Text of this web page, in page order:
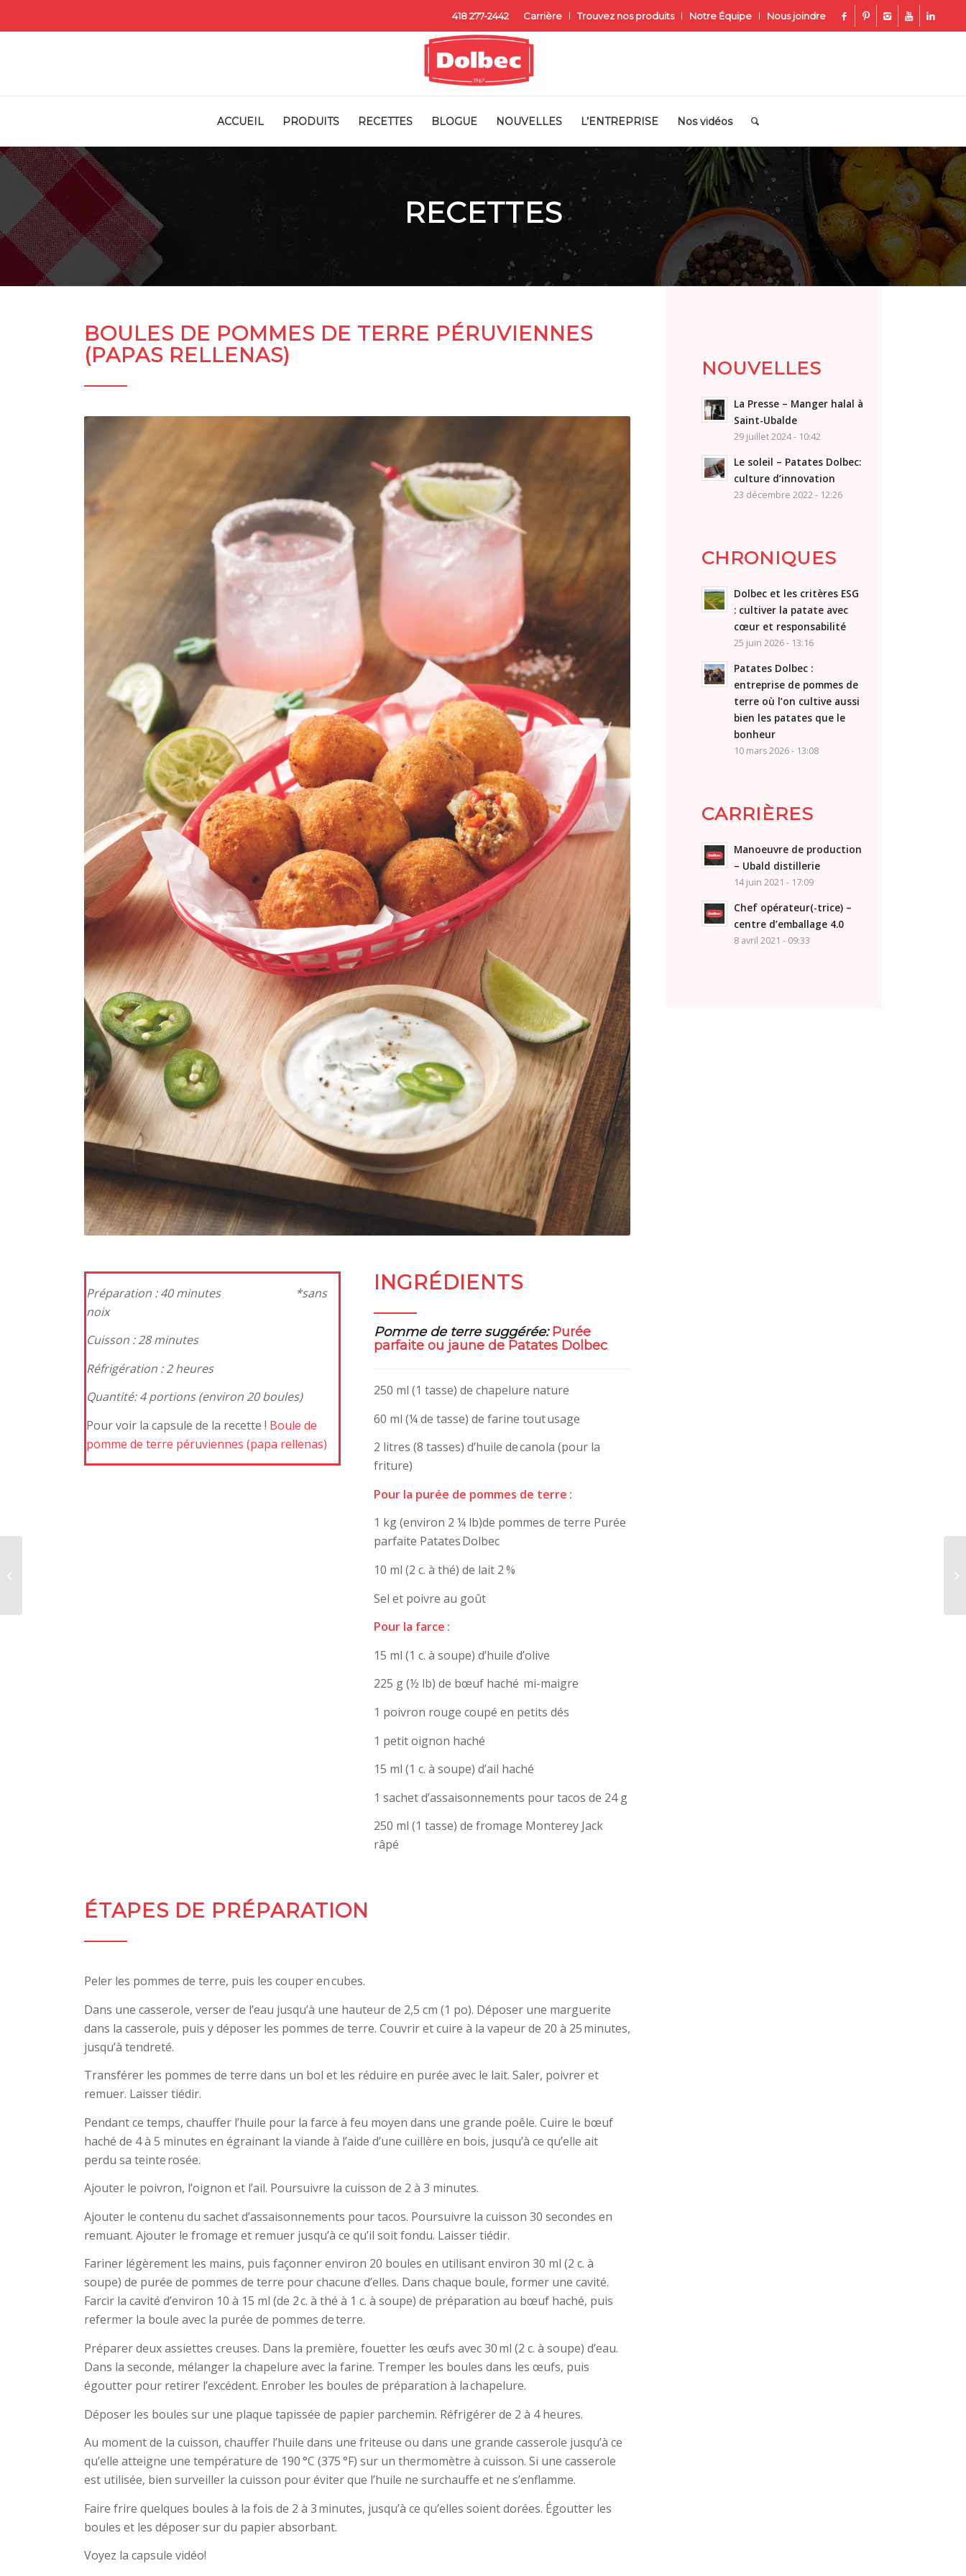
Carrière Trouvez nos produits Notre Équipe Nous joindre
418 277-2442
ACCUEIL PRODUITS RECETTES BLOGUE NOUVELLES L’ENTREPRISE Nos vidéos
RECETTES
BOULES DE POMMES DE TERRE PÉRUVIENNES
(PAPAS RELLENAS)
Préparation : 40 minutes *sans
noix
Cuisson : 28 minutes
Réfrigération : 2 heures
Quantité: 4 portions (environ 20 boules)
Pour voir la capsule de la recette ! Boule de
pomme de terre péruviennes (papa rellenas)
INGRÉDIENTS
Pomme de terre suggérée:Purée
parfaite ou jaune de Patates Dolbec
250 ml (1 tasse) de chapelure nature
60 ml (¼ de tasse) de farine tout usage
2 litres (8 tasses) d’huile de canola (pour la
friture)
Pour la purée de pommes de terre :
1 kg (environ 2 ¼ lb)de pommes de terre Purée
parfaite Patates Dolbec
10 ml (2 c. à thé) de lait 2 %
Sel et poivre au goût
Pour la farce :
15 ml (1 c. à soupe) d’huile d’olive
225 g (½ lb) de bœuf haché ­ mi-maigre
1 poivron rouge coupé en petits dés
1 petit oignon haché
15 ml (1 c. à soupe) d’ail haché
1 sachet d’assaisonnements pour tacos de 24 g
250 ml (1 tasse) de fromage Monterey Jack
râpé
ÉTAPES DE PRÉPARATION
Peler les pommes de terre, puis les couper en cubes.
Dans une casserole, verser de l’eau jusqu’à une hauteur de 2,5 cm (1 po). Déposer une marguerite
dans la casserole, puis y déposer les pommes de terre. Couvrir et cuire à la vapeur de 20 à 25 minutes,
jusqu’à tendreté.
Transférer les pommes de terre dans un bol et les réduire en purée avec le lait. Saler, poivrer et
remuer. Laisser tiédir.
Pendant ce temps, chauffer l’huile pour la farce à feu moyen dans une grande poêle. Cuire le bœuf
haché de 4 à 5 minutes en égrainant la viande à l’aide d’une cuillère en bois, jusqu’à ce qu’elle ait
perdu sa teinte rosée.
Ajouter le poivron, l’oignon et l’ail. Poursuivre la cuisson de 2 à 3 minutes.
Ajouter le contenu du sachet d’assaisonnements pour tacos. Poursuivre la cuisson 30 secondes en
remuant. Ajouter le fromage et remuer jusqu’à ce qu’il soit fondu. Laisser tiédir.
Fariner légèrement les mains, puis façonner environ 20 boules en utilisant environ 30 ml (2 c. à
soupe) de purée de pommes de terre pour chacune d’elles. Dans chaque boule, former une cavité.
Farcir la cavité d’environ 10 à 15 ml (de 2 c. à thé à 1 c. à soupe) de préparation au bœuf haché, puis
refermer la boule avec la purée de pommes de terre.
Préparer deux assiettes creuses. Dans la première, fouetter les œufs avec 30 ml (2 c. à soupe) d’eau.
Dans la seconde, mélanger la chapelure avec la farine. Tremper les boules dans les œufs, puis
égoutter pour retirer l’excédent. Enrober les boules de préparation à la chapelure.
Déposer les boules sur une plaque tapissée de papier parchemin. Réfrigérer de 2 à 4 heures.
Au moment de la cuisson, chauffer l’huile dans une friteuse ou dans une grande casserole jusqu’à ce
qu’elle atteigne une température de 190 °C (375 °F) sur un thermomètre à cuisson. Si une casserole
est utilisée, bien surveiller la cuisson pour éviter que l’huile ne surchauffe et ne s’enflamme.
Faire frire quelques boules à la fois de 2 à 3 minutes, jusqu’à ce qu’elles soient dorées. Égoutter les
boules et les déposer sur du papier absorbant.
Voyez la capsule vidéo!
NOUVELLES
La Presse – Manger halal à
Saint-Ubalde
29 juillet 2024 - 10:42
Le soleil – Patates Dolbec:
culture d’innovation
23 décembre 2022 - 12:26
CHRONIQUES
Dolbec et les critères ESG
: cultiver la patate avec
cœur et responsabilité
25 juin 2026 - 13:16
Patates Dolbec :
entreprise de pommes de
terre où l’on cultive aussi
bien les patates que le
bonheur
10 mars 2026 - 13:08
CARRIÈRES
Manoeuvre de production
– Ubald distillerie
14 juin 2021 - 17:09
Chef opérateur(-trice) –
centre d’emballage 4.0
8 avril 2021 - 09:33